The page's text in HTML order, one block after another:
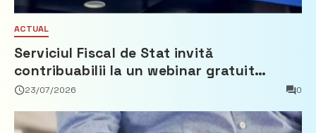
ACTUAL
Serviciul Fiscal de Stat invită
contribuabilii la un webinar gratuit
privind calculul impozitului pe bunurile
23/07/2026 0